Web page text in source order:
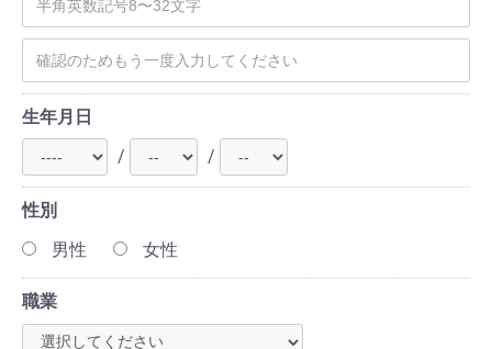
生年月日
/
/
性別
男性
女性
職業